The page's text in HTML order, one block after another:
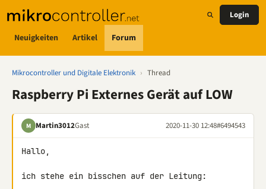
Neuigkeiten Artikel Forum
Login
Mikrocontroller und Digitale Elektronik › Thread
Raspberry Pi Externes Gerät auf LOW
M Martin3012Gast 2020-11-30 12:48#6494543
Hallo,
ich stehe ein bisschen auf der Leitung: